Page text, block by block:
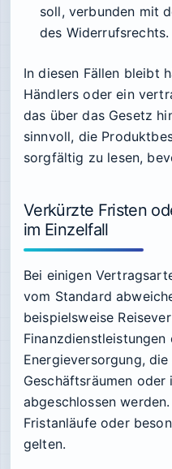
soll, verbunden mit
des Widerrufsrechts.
In diesen Fällen bleibt
Händlers oder ein
das über das Gesetz
sinnvoll, die
sorgfältig zu lesen,
Verkürzte Fristen
im Einzelfall
Bei einigen
vom Standard
beispielsweise
Energieversorgung,
Geschäftsräumen oder
abgeschlossen
Fristanläufe oder
gelten.